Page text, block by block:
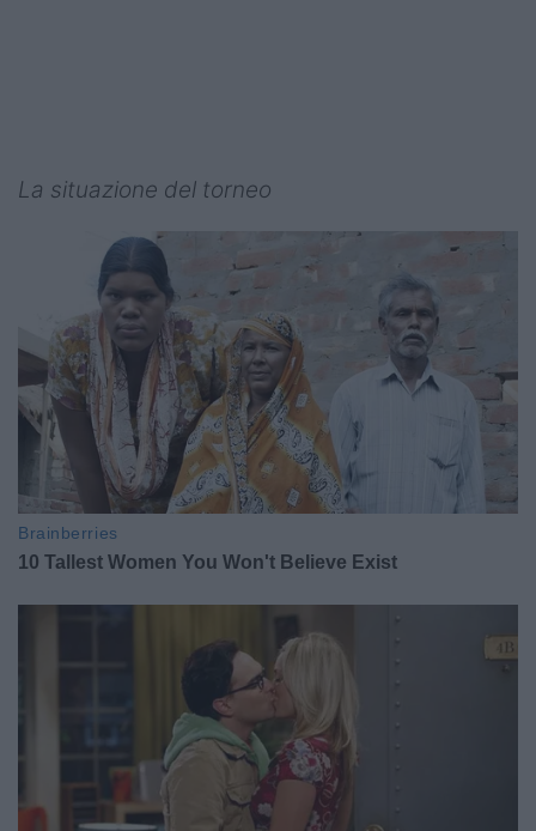
La situazione del torneo